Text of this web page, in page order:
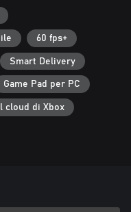
60 fps+
Smart Delivery
Game Pad per PC
cloud di Xbox